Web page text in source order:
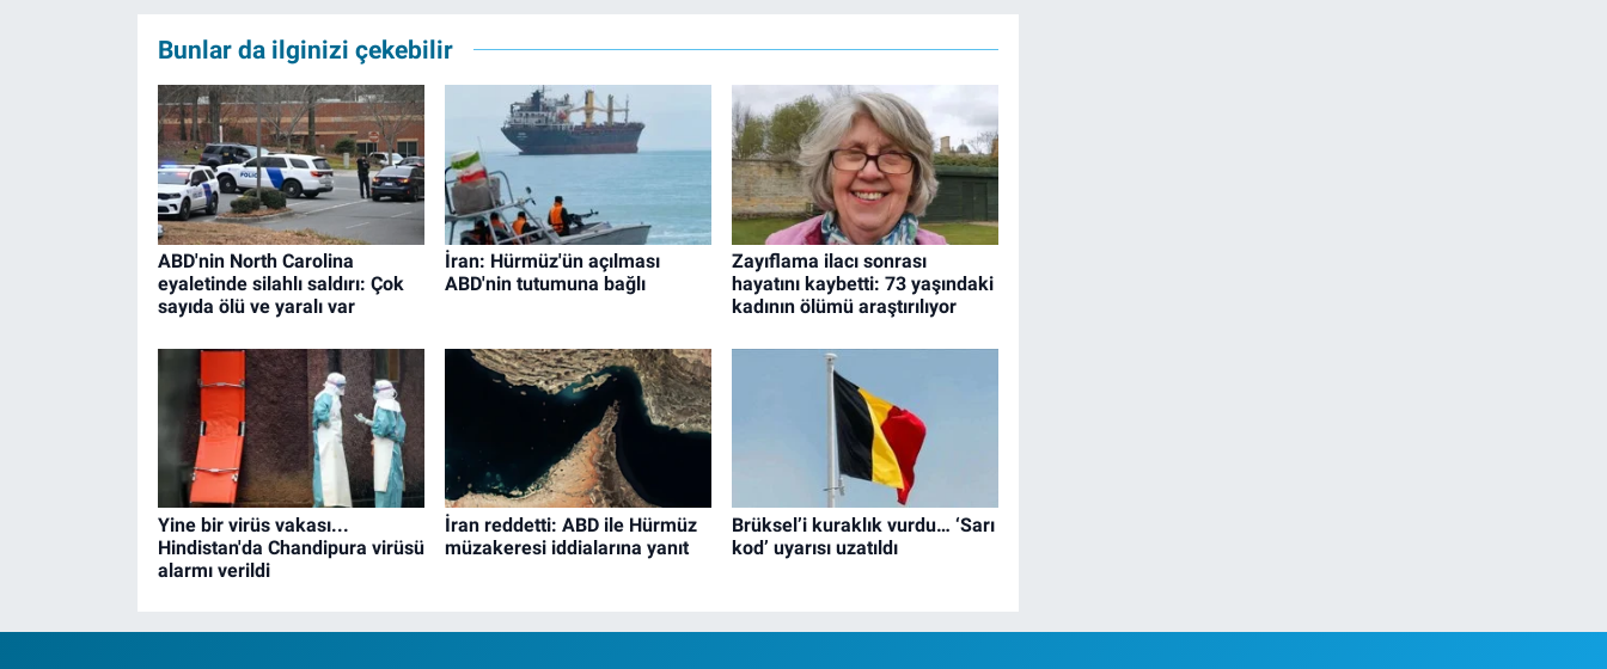
Bunlar da ilginizi çekebilir
ABD'nin North Carolina
eyaletinde silahlı saldırı: Çok
sayıda ölü ve yaralı var
İran: Hürmüz'ün açılması
ABD'nin tutumuna bağlı
Zayıflama ilacı sonrası
hayatını kaybetti: 73 yaşındaki
kadının ölümü araştırılıyor
Yine bir virüs vakası...
Hindistan'da Chandipura virüsü
alarmı verildi
İran reddetti: ABD ile Hürmüz
müzakeresi iddialarına yanıt
Brüksel’i kuraklık vurdu… ‘Sarı
kod’ uyarısı uzatıldı